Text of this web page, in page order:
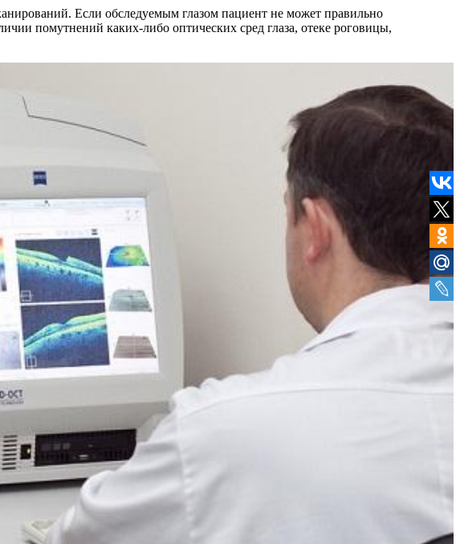
Если обследуемым глазом пациент не может правильно
помутнений каких-либо оптических сред глаза, отеке роговицы,